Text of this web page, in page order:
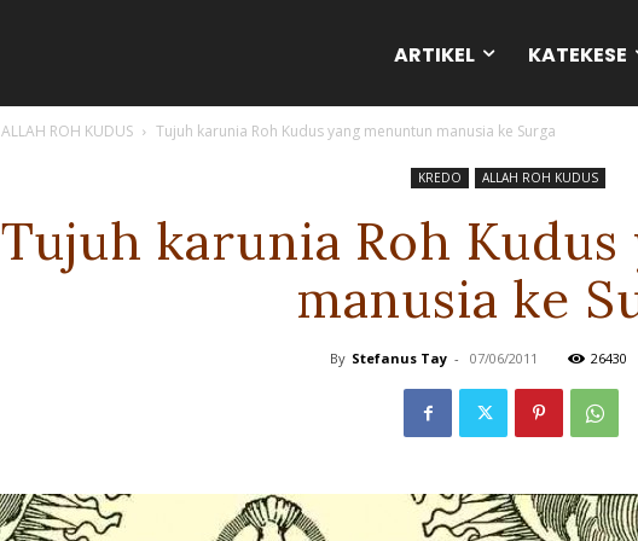
ARTIKEL KATEKESE
ALLAH ROH KUDUS Tujuh karunia Roh Kudus yang menuntun manusia ke Surga
KREDO ALLAH ROH KUDUS
Tujuh karunia Roh
manusia ke
By Stefanus Tay - 07/06/2011 26430